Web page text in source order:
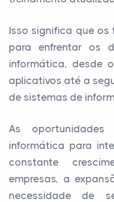
Isso significa que
para enfrentar os
informática, desde
aplicativos até a
de sistemas de
As
informática para
constante
empresas, a
necessidade de